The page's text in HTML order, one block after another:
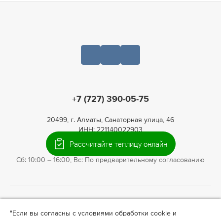
+7 (727) 390-05-75
20499, г. Алматы, Санаторная улица, 46
ИНН: 221140022903
Пн-Пт: 09:00 – 19:00,
Сб: 10:00 – 16:00, Вс: По предварительному согласованию
"Если вы согласны с условиями обработки cookie и
Рассчитайте теплицу онлайн